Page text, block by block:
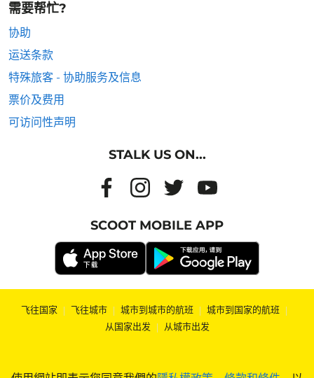
需要帮忙?
协助
运送条款
特殊旅客 - 协助服务及信息
票价及费用
可访问性声明
STALK US ON...
SCOOT MOBILE APP
飞往国家 | 飞往城市 | 城市到城市的航班 | 城市到国家的航班 |
从国家出发 | 从城市出发